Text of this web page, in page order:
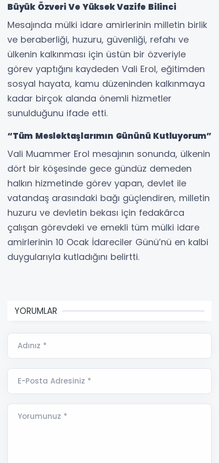
Büyük Özveri Ve Yüksek Vazife Bilinci
Mesajında mülki idare amirlerinin milletin birlik
ve beraberliği, huzuru, güvenliği, refahı ve
ülkenin kalkınması için üstün bir özveriyle
görev yaptığını kaydeden Vali Erol, eğitimden
sosyal hayata, kamu düzeninden kalkınmaya
kadar birçok alanda önemli hizmetler
sunulduğunu ifade etti.
“Tüm Meslektaşlarımın Gününü Kutluyorum”
Vali Muammer Erol mesajının sonunda, ülkenin
dört bir köşesinde gece gündüz demeden
halkın hizmetinde görev yapan, devlet ile
vatandaş arasındaki bağı güçlendiren, milletin
huzuru ve devletin bekası için fedakârca
çalışan görevdeki ve emekli tüm mülki idare
amirlerinin 10 Ocak İdareciler Günü’nü en kalbi
duygularıyla kutladığını belirtti.
YORUMLAR
Adınız *
E-Posta Adresiniz *
Yorumunuz *